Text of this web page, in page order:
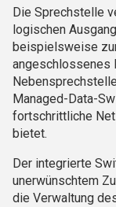
Die Sprechstelle
logischen
beispielsweise
angeschlossenes
Managed-Data-
fortschrittliche
bietet.
Der integrierte
unerwünschtem
die Verwaltung